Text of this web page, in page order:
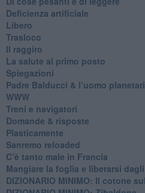
​Deficienza artificiale
Libero
Trasloco
Il raggiro
​La salute al primo posto
Spiegazioni
Padre Balducci & l’uomo
WWW
​Treni e navigatori
​Domande & risposte
​Plasticamente
Sanremo reloaded
C’è tanto male in Francia
​Mangiare la foglia e liberarsi
DIZIONARIO MINIMO: Il cotone